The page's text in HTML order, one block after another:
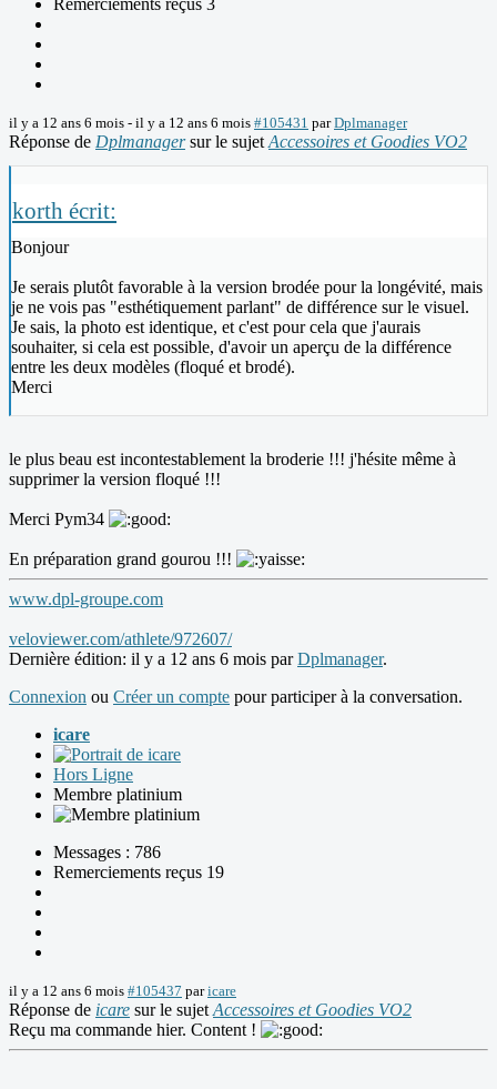
il y a 12 ans 6 mois - il y a 12 ans 6 mois #105431 parDplmanager
Réponse de Dplmanagersur le sujet Accessoires et Goodies VO2
korth écrit:
Bonjour
Je serais plutôt favorable à la version brodée pour la longévité, mais
je ne vois pas "esthétiquement parlant" de différence sur le visuel.
Je sais, la photo est identique, et c'est pour cela que j'aurais
souhaiter, si cela est possible, d'avoir un aperçu de la différence
entre les deux modèles (floqué et brodé).
Merci
le plus beau est incontestablement la broderie !!! j'hésite même à
supprimer la version floqué !!!
Merci Pym34
En préparation grand gourou !!!
www.dpl-groupe.com
veloviewer.com/athlete/972607/
Dernière édition: il y a 12 ans 6 mois parDplmanager.
Connexion ou Créer un compte pour participer à la conversation.
icare
Hors Ligne
Membre platinium
Messages : 786
Remerciements reçus 19
il y a 12 ans 6 mois #105437 paricare
Réponse de icare sur le sujet Accessoires et Goodies VO2
Reçu ma commande hier. Content !